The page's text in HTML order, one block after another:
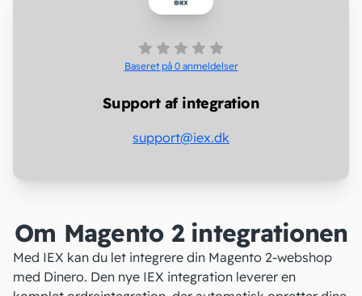
Baseret på 0anmeldelser
Support af integration
support@iex.dk
Om Magento 2 integrationen
Med IEX kan du let integrere din Magento 2-webshop
med Dinero. Den nye IEX integration leverer en